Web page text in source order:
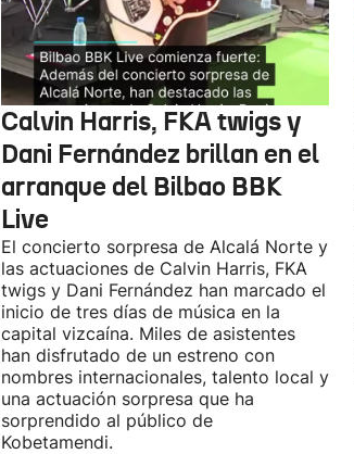
Calvin Harris, FKA twigs y
Dani Fernández brillan en el
arranque del Bilbao BBK
Live
El concierto sorpresa de Alcalá Norte y
las actuaciones de Calvin Harris, FKA
twigs y Dani Fernández han marcado el
inicio de tres días de música en la
capital vizcaína. Miles de asistentes
han disfrutado de un estreno con
nombres internacionales, talento local y
una actuación sorpresa que ha
sorprendido al público de
Kobetamendi.